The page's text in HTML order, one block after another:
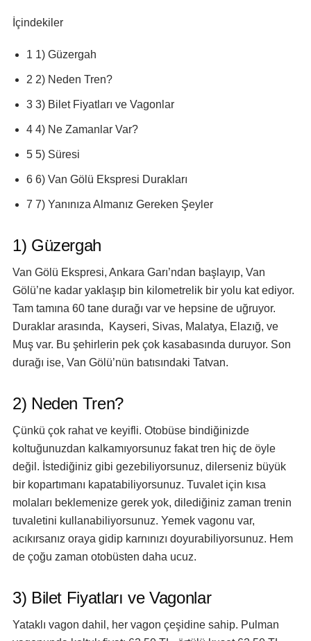
İçindekiler
1 1) Güzergah
2 2) Neden Tren?
3 3) Bilet Fiyatları ve Vagonlar
4 4) Ne Zamanlar Var?
5 5) Süresi
6 6) Van Gölü Ekspresi Durakları
7 7) Yanınıza Almanız Gereken Şeyler
1) Güzergah
Van Gölü Ekspresi, Ankara Garı’ndan başlayıp, Van
Gölü’ne kadar yaklaşıp bin kilometrelik bir yolu kat ediyor.
Tam tamına 60 tane durağı var ve hepsine de uğruyor.
Duraklar arasında, Kayseri, Sivas, Malatya, Elazığ, ve
Muş var. Bu şehirlerin pek çok kasabasında duruyor. Son
durağı ise, Van Gölü’nün batısındaki Tatvan.
2) Neden Tren?
Çünkü çok rahat ve keyifli. Otobüse bindiğinizde
koltuğunuzdan kalkamıyorsunuz fakat tren hiç de öyle
değil. İstediğiniz gibi gezebiliyorsunuz, dilerseniz büyük
bir kopartımanı kapatabiliyorsunuz. Tuvalet için kısa
molaları beklemenize gerek yok, dilediğiniz zaman trenin
tuvaletini kullanabiliyorsunuz. Yemek vagonu var,
acıkırsanız oraya gidip karnınızı doyurabiliyorsunuz. Hem
de çoğu zaman otobüsten daha ucuz.
3) Bilet Fiyatları ve Vagonlar
Yataklı vagon dahil, her vagon çeşidine sahip. Pulman